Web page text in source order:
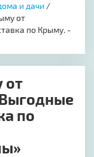
и дачи /
от
по Крыму. -
от
по